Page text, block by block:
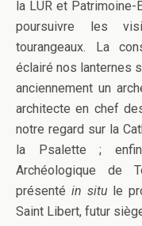
la LUR et Patrimoine-
poursuivre les
tourangeaux. La
éclairé nos lanternes
anciennement un
architecte en chef
notre regard sur la
la Psalette ;
Archéologique de
présenté in situ le
Saint Libert, futur